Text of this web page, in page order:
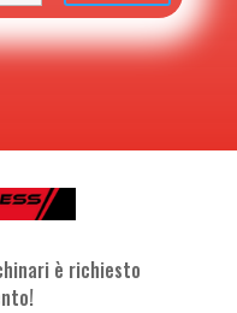
è richiesto